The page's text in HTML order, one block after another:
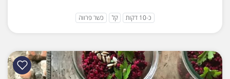
כ-10 דקות קל כשר פרווה